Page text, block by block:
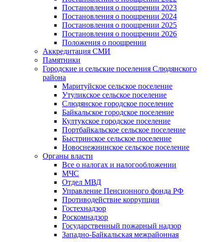
Постановления о поощрении 2023
Постановления о поощрении 2024
Постановления о поощрении 2025
Постановления о поощрении 2026
Положения о поощрении
Аккредитация СМИ
Памятники
Городские и сельские поселения Слюдянского
района
Маритуйское сельское поселение
Утуликское сельское поселение
Слюдянское городское поселение
Байкальское городское поселение
Култукское городское поселение
Портбайкальское сельское поселение
Быстринское сельское поселение
Новоснежнинское сельское поселение
Органы власти
Все о налогах и налогообложении
МЧС
Отдел МВД
Управление Пенсионного фонда РФ
Противодействие коррупции
Гостехнадзор
Роскомнадзор
Государственный пожарный надзор
Западно-Байкальская межрайонная